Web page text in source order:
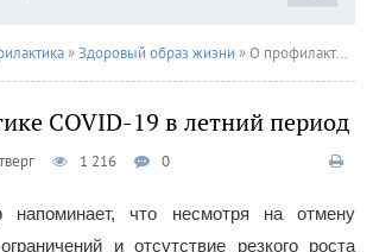
»Здоровый образ жизни » О профилактике COVID-19 в летний период
COVID-19 в летний период
1 216 0
напоминает, что несмотря на отмену
и отсутствие резкого роста